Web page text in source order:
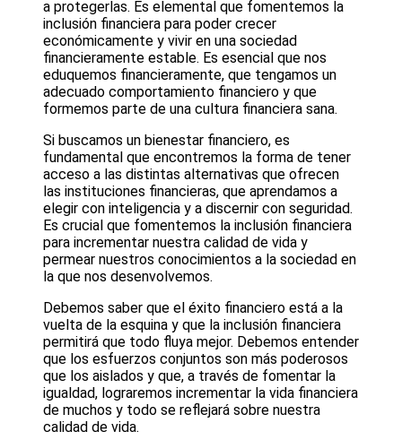
a protegerlas. Es elemental que fomentemos la
inclusión financiera para poder crecer
económicamente y vivir en una sociedad
financieramente estable. Es esencial que nos
eduquemos financieramente, que tengamos un
adecuado comportamiento financiero y que
formemos parte de una cultura financiera sana.
Si buscamos un bienestar financiero, es
fundamental que encontremos la forma de tener
acceso a las distintas alternativas que ofrecen
las instituciones financieras, que aprendamos a
elegir con inteligencia y a discernir con seguridad.
Es crucial que fomentemos la inclusión financiera
para incrementar nuestra calidad de vida y
permear nuestros conocimientos a la sociedad en
la que nos desenvolvemos.
Debemos saber que el éxito financiero está a la
vuelta de la esquina y que la inclusión financiera
permitirá que todo fluya mejor. Debemos entender
que los esfuerzos conjuntos son más poderosos
que los aislados y que, a través de fomentar la
igualdad, lograremos incrementar la vida financiera
de muchos y todo se reflejará sobre nuestra
calidad de vida.